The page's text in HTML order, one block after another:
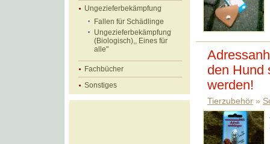
Ungezieferbekämpfung
Fallen für Schädlinge
Ungezieferbekämpfung
(Biologisch),, Eines für
alle"
Fachbücher
Sonstiges
den Hund
werden!
Tierzubehör»